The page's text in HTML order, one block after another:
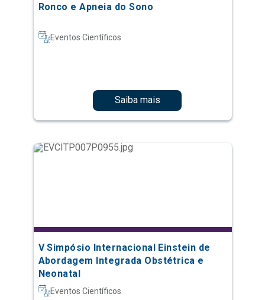
Ronco e Apneia do Sono
Eventos Científicos
Saiba mais
V Simpósio Internacional Einstein de
Abordagem Integrada Obstétrica e
Neonatal
Eventos Científicos